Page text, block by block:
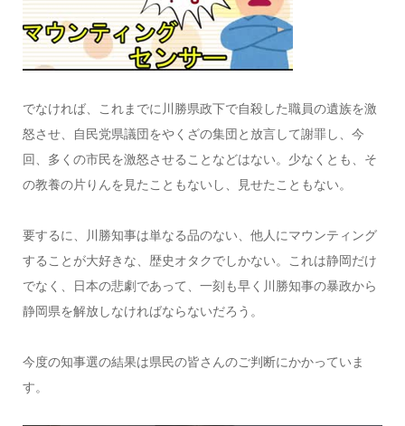
でなければ、これまでに川勝県政下で自殺した職員の遺族を激
怒させ、自民党県議団をやくざの集団と放言して謝罪し、今
回、多くの市民を激怒させることなどはない。少なくとも、そ
の教養の片りんを見たこともないし、見せたこともない。
要するに、川勝知事は単なる品のない、他人にマウンティング
することが大好きな、歴史オタクでしかない。これは静岡だけ
でなく、日本の悲劇であって、一刻も早く川勝知事の暴政から
静岡県を解放しなければならないだろう。
今度の知事選の結果は県民の皆さんのご判断にかかっていま
す。